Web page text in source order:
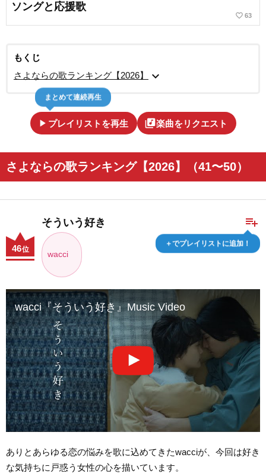
ソングと応援歌
favorite_border 63
もくじ
さよならの歌ランキング【2026】
expand_more
play_arrow プレイリストを再生
まとめて連続再生
library_music楽曲をリクエスト
さよならの歌ランキング【2026】（41〜50）
playlist_add
＋でプレイリストに追加！
そういう好き
wacci
46位
wacci『そういう好き』Music Video
ありとあらゆる恋の悩みを歌に込めてきたwacciが、今回は好き
な気持ちに戸惑う女性の心を描いています。